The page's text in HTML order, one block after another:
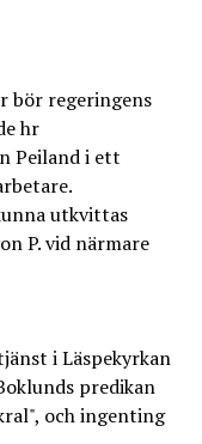
bör regeringens
hr
Peiland i ett
utkvittas
P. vid närmare
i Läspekyrkan
predikan
och ingenting